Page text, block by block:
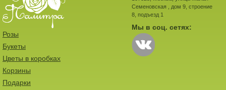
Семеновская , дом 9, строение
8, подъезд 1
Мы в соц. сетях:
Розы
Букеты
Цветы в коробках
Корзины
Подарки